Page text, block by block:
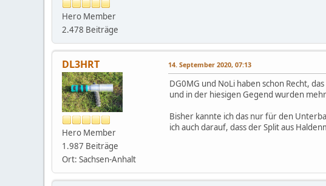
Hero Member
2.478 Beiträge
DL3HRT
Hero Member
1.987 Beiträge
Ort: Sachsen-Anhalt
14. September 2020, 07:13
DG0MG und NoLi haben schon Recht,
und in der hiesigen Gegend wurden
Bisher kannte ich das nur für den
ich auch darauf, dass der Split aus